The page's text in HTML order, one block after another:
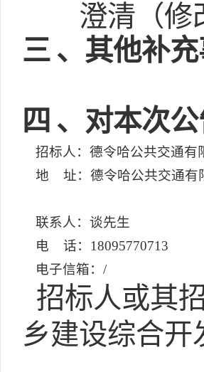
澄清（修
三 、其他补
四 、对本次
招标人：德令哈公共交通有
地 址：德令哈公共交通有
联系人：谈先生
电 话：18095770713
电子信箱：/
招标人或其
乡建设综合开